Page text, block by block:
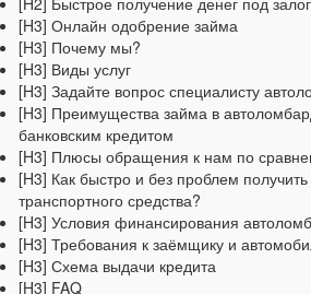
[H3] Онлайн одобрение займа
[H3] Почему мы?
[H3] Виды услуг
[H3] Задайте вопрос специалисту
[H3] Преимущества займа в
банковским кредитом
[H3] Плюсы обращения к нам по
[H3] Как быстро и без проблем получить
транспортного средства?
[H3] Условия финансирования
[H3] Требования к заёмщику и
[H3] Схема выдачи кредита
[H3] FAQ